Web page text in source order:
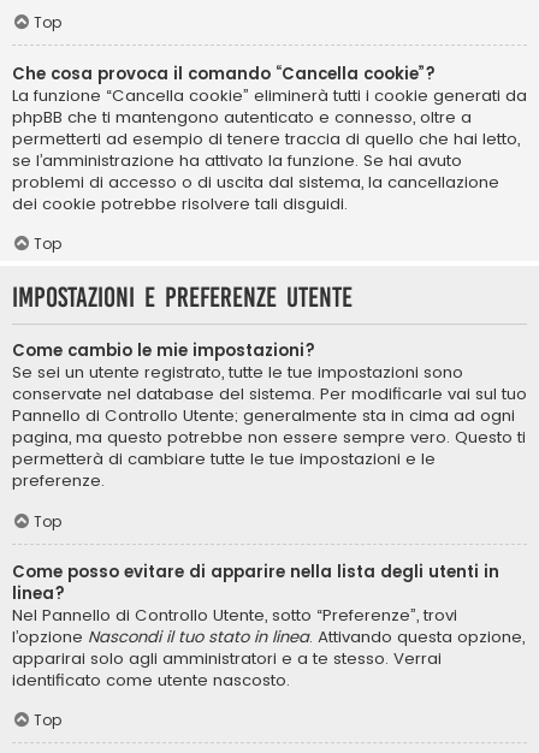
Top
Che cosa provoca il comando “Cancella cookie”?
La funzione “Cancella cookie” eliminerà tutti i cookie generati da
phpBB che ti mantengono autenticato e connesso, oltre a
permetterti ad esempio di tenere traccia di quello che hai letto,
se l’amministrazione ha attivato la funzione. Se hai avuto
problemi di accesso o di uscita dal sistema, la cancellazione
dei cookie potrebbe risolvere tali disguidi.
Top
Impostazioni e preferenze utente
Come cambio le mie impostazioni?
Se sei un utente registrato, tutte le tue impostazioni sono
conservate nel database del sistema. Per modificarle vai sul tuo
Pannello di Controllo Utente; generalmente sta in cima ad ogni
pagina, ma questo potrebbe non essere sempre vero. Questo ti
permetterà di cambiare tutte le tue impostazioni e le
preferenze.
Top
Come posso evitare di apparire nella lista degli utenti in
linea?
Nel Pannello di Controllo Utente, sotto “Preferenze”, trovi
l’opzione Nascondi il tuo stato in linea. Attivando questa opzione,
apparirai solo agli amministratori e a te stesso. Verrai
identificato come utente nascosto.
Top